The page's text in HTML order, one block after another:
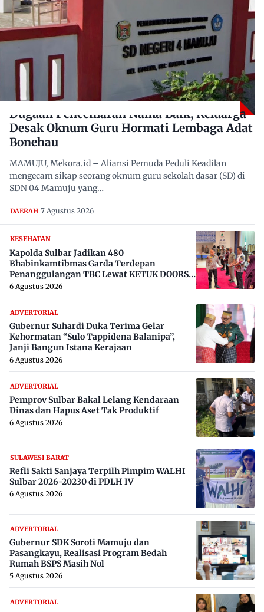
Dugaan Pencemaran Nama Baik, Keluarga
Desak Oknum Guru Hormati Lembaga Adat
Bonehau
MAMUJU, Mekora.id – Aliansi Pemuda Peduli Keadilan
mengecam sikap seorang oknum guru sekolah dasar (SD) di
SDN 04 Mamuju yang…
DAERAH 7 Agustus 2026
KESEHATAN
Kapolda Sulbar Jadikan 480
Bhabinkamtibmas Garda Terdepan
Penanggulangan TBC Lewat KETUK DOORS
di 650 Desa
6 Agustus 2026
ADVERTORIAL
Gubernur Suhardi Duka Terima Gelar
Kehormatan “Sulo Tappidena Balanipa”,
Janji Bangun Istana Kerajaan
6 Agustus 2026
ADVERTORIAL
Pemprov Sulbar Bakal Lelang Kendaraan
Dinas dan Hapus Aset Tak Produktif
6 Agustus 2026
SULAWESI BARAT
Refli Sakti Sanjaya Terpilh Pimpim WALHI
Sulbar 2026-20230 di PDLH IV
6 Agustus 2026
ADVERTORIAL
Gubernur SDK Soroti Mamuju dan
Pasangkayu, Realisasi Program Bedah
Rumah BSPS Masih Nol
5 Agustus 2026
ADVERTORIAL